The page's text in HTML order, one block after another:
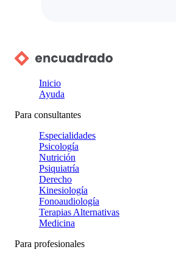
Inicio
Ayuda
Para consultantes
Especialidades
Psicología
Nutrición
Psiquiatría
Derecho
Kinesiología
Fonoaudiología
Terapias Alternativas
Medicina
Para profesionales